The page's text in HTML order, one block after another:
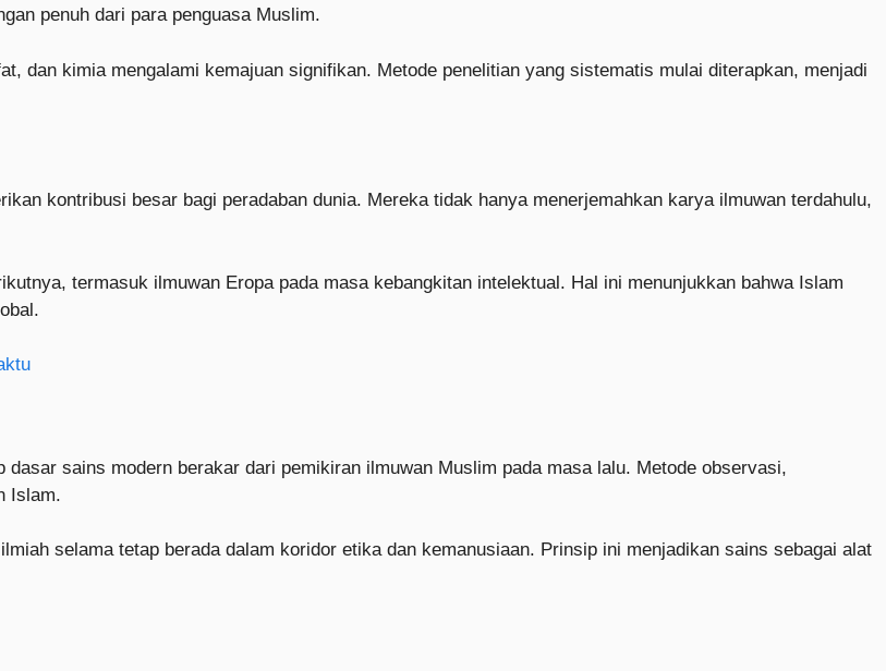
penuh dari para penguasa Muslim.
dan kimia mengalami kemajuan signifikan. Metode penelitian yang sistematis mulai diterapkan, menjadi
kontribusi besar bagi peradaban dunia. Mereka tidak hanya menerjemahkan karya ilmuwan terdahulu,
termasuk ilmuwan Eropa pada masa kebangkitan intelektual. Hal ini menunjukkan bahwa Islam
dasar sains modern berakar dari pemikiran ilmuwan Muslim pada masa lalu. Metode observasi,
Islam.
selama tetap berada dalam koridor etika dan kemanusiaan. Prinsip ini menjadikan sains sebagai alat